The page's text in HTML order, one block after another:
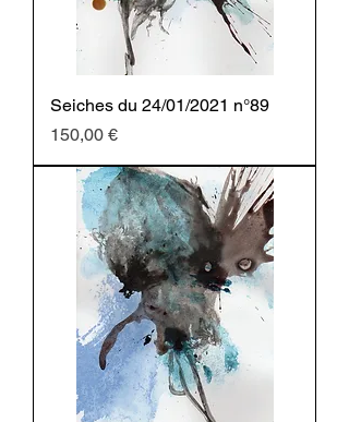
Seiches du 24/01/2021 n°89
Prezzo
150,00 €